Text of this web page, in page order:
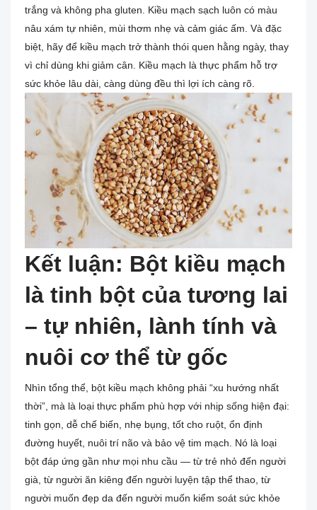
trắng và không pha gluten. Kiều mạch sạch luôn có màu
nâu xám tự nhiên, mùi thơm nhẹ và cảm giác ấm. Và đặc
biệt, hãy để kiều mạch trở thành thói quen hằng ngày, thay
vì chỉ dùng khi giảm cân. Kiều mạch là thực phẩm hỗ trợ
sức khỏe lâu dài, càng dùng đều thì lợi ích càng rõ.
Kết luận: Bột kiều mạch
là tinh bột của tương lai
– tự nhiên, lành tính và
nuôi cơ thể từ gốc
Nhìn tổng thể, bột kiều mạch không phải “xu hướng nhất
thời”, mà là loại thực phẩm phù hợp với nhịp sống hiện đại:
tinh gọn, dễ chế biến, nhẹ bụng, tốt cho ruột, ổn định
đường huyết, nuôi trí não và bảo vệ tim mạch. Nó là loại
bột đáp ứng gần như mọi nhu cầu — từ trẻ nhỏ đến người
già, từ người ăn kiêng đến người luyện tập thể thao, từ
người muốn đẹp da đến người muốn kiểm soát sức khỏe